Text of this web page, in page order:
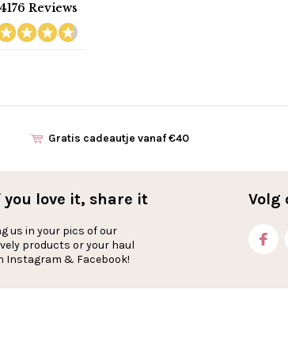
4176 Reviews
Gratis cadeautje vanaf €40
you love it, share it
us in your pics of our
products or your haul
Instagram & Facebook!
Volg